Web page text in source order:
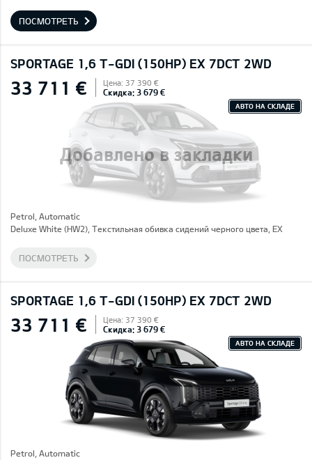
ПОСМОТРЕТЬ
SPORTAGE 1,6 T-GDI (150HP) EX 7DCT 2WD
Добавлено в закладки
33 711 € Цена: 37 390 €
Скидка: 3 679 €
АВТО НА СКЛАДЕ
Petrol, Automatic
Deluxe White (HW2), Текстильная обивка сидений черного цвета, EX
ПОСМОТРЕТЬ
SPORTAGE 1,6 T-GDI (150HP) EX 7DCT 2WD
33 711 € Цена: 37 390 €
Скидка: 3 679 €
АВТО НА СКЛАДЕ
Petrol, Automatic